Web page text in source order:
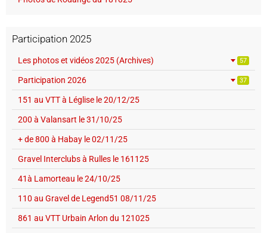
Participation 2025
Les photos et vidéos 2025 (Archives) 57
Participation 2026 37
151 au VTT à Léglise le 20/12/25
200 à Valansart le 31/10/25
+ de 800 à Habay le 02/11/25
Gravel Interclubs à Rulles le 161125
41à Lamorteau le 24/10/25
110 au Gravel de Legend51 08/11/25
861 au VTT Urbain Arlon du 121025